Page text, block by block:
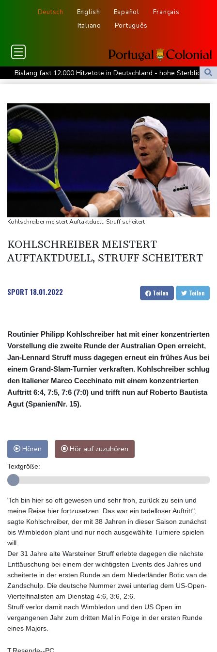
Deutsch English Español
Français
Italiano
Português
Bislang fast 12.000 Hitzetote in Deutschland - hohe Sterblichkeit
vor allem im Juni
Studie: Klimawandel verdoppelt Wahrscheinlichkeit für
Waldbrände in Kanada
Niedersachsen: Splittergranate aus Zweitem Weltkrieg in
Einfamilienhaus entdeckt
Commerzbank meldet Rekordergebnis - Gespräche mit Unicredit
stehen an
Coup für Köln: Hendrich kehrt in die Bundesliga zurück
Kokain in Lutschern: 68-Jähriger bei Schmuggelversuch in
Düsseldorf ertappt
Manipulierte Trainerwahl? Razzia bei Südkoreas Fußball-Verband
DIHK fordert "resiliente" Infrastruktur: Wasserstraßen besser an
Kohlschreiber meistert Auftaktduell, Struff scheitert
KOHLSCHREIBER MEISTERT
AUFTAKTDUELL, STRUFF SCHEITERT
SPORT 18.01.2022 Teilen Teilen
Routinier Philipp Kohlschreiber hat mit einer konzentrierten
Vorstellung die zweite Runde der Australian Open erreicht,
Jan-Lennard Struff muss dagegen erneut ein frühes Aus bei
einem Grand-Slam-Turnier verkraften. Kohlschreiber schlug
den Italiener Marco Cecchinato mit einem konzentrierten
Auftritt 6:4, 7:5, 7:6 (7:0) und trifft nun auf Roberto Bautista
Agut (Spanien/Nr. 15).
Hören Hör auf zuzuhören
Textgröße:
"Ich bin hier so oft gewesen und sehr froh, zurück zu sein und
meine Reise hier fortzusetzen. Das war ein tadelloser Auftritt",
sagte Kohlschreiber, der mit 38 Jahren in dieser Saison zunächst
bis Wimbledon plant und nur noch ausgewählte Turniere spielen
will.
Der 31 Jahre alte Warsteiner Struff erlebte dagegen die nächste
Enttäuschung bei einem der wichtigsten Events des Jahres und
scheiterte in der ersten Runde an dem Niederländer Botic van de
Zandschulp. Die deutsche Nummer zwei unterlag dem US-Open-
Viertelfinalisten am Dienstag 4:6, 3:6, 2:6.
Struff verlor damit nach Wimbledon und den US Open im
vergangenen Jahr zum dritten Mal in Folge in der ersten Runde
eines Majors.